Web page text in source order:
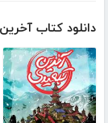
دانلود کتاب